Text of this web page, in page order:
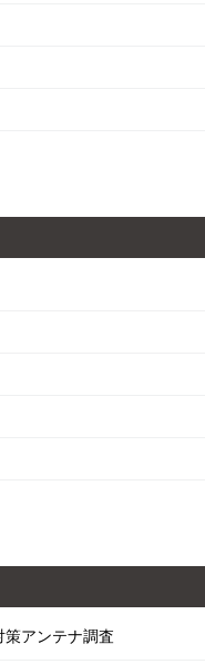
策アンテナ調査